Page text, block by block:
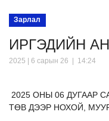
Танилцуулга
Хууль эрх зүй
Зарлал
ИРГЭДИЙН
2025 | 6 сарын 26 | 14:24
2025 ОНЫ 06 ДУГААР
ТӨВ ДЭЭР НОХОЙ,